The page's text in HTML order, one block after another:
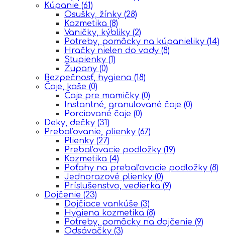
Kúpanie (61)
Osušky, žínky (28)
Kozmetika (8)
Vaničky, kýbliky (2)
Potreby, pomôcky na kúpanieliky (14)
Hračky nielen do vody (8)
Stupienky (1)
Župany (0)
Bezpečnosť, hygiena (18)
Čaje, kaše (0)
Čaje pre mamičky (0)
Instantné, granulované čaje (0)
Porciované čaje (0)
Deky, dečky (31)
Prebaľovanie, plienky (67)
Plienky (27)
Prebaľovacie podložky (19)
Kozmetika (4)
Poťahy na prebaľovacie podložky (8)
Jednorazové plienky (0)
Príslušenstvo, vedierka (9)
Dojčenie (23)
Dojčiace vankúše (3)
Hygiena kozmetika (8)
Potreby, pomôcky na dojčenie (9)
Odsávačky (3)